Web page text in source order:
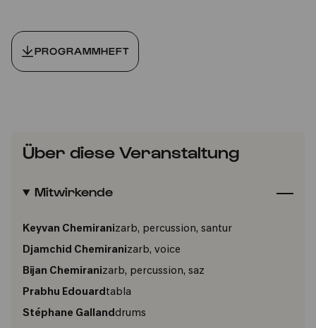
PROGRAMMHEFT
Über diese Veranstaltung
Mitwirkende
Keyvan Chemiranizarb, percussion, santur
Djamchid Chemiranizarb, voice
Bijan Chemiranizarb, percussion, saz
Prabhu Edouardtabla
Stéphane Gallanddrums